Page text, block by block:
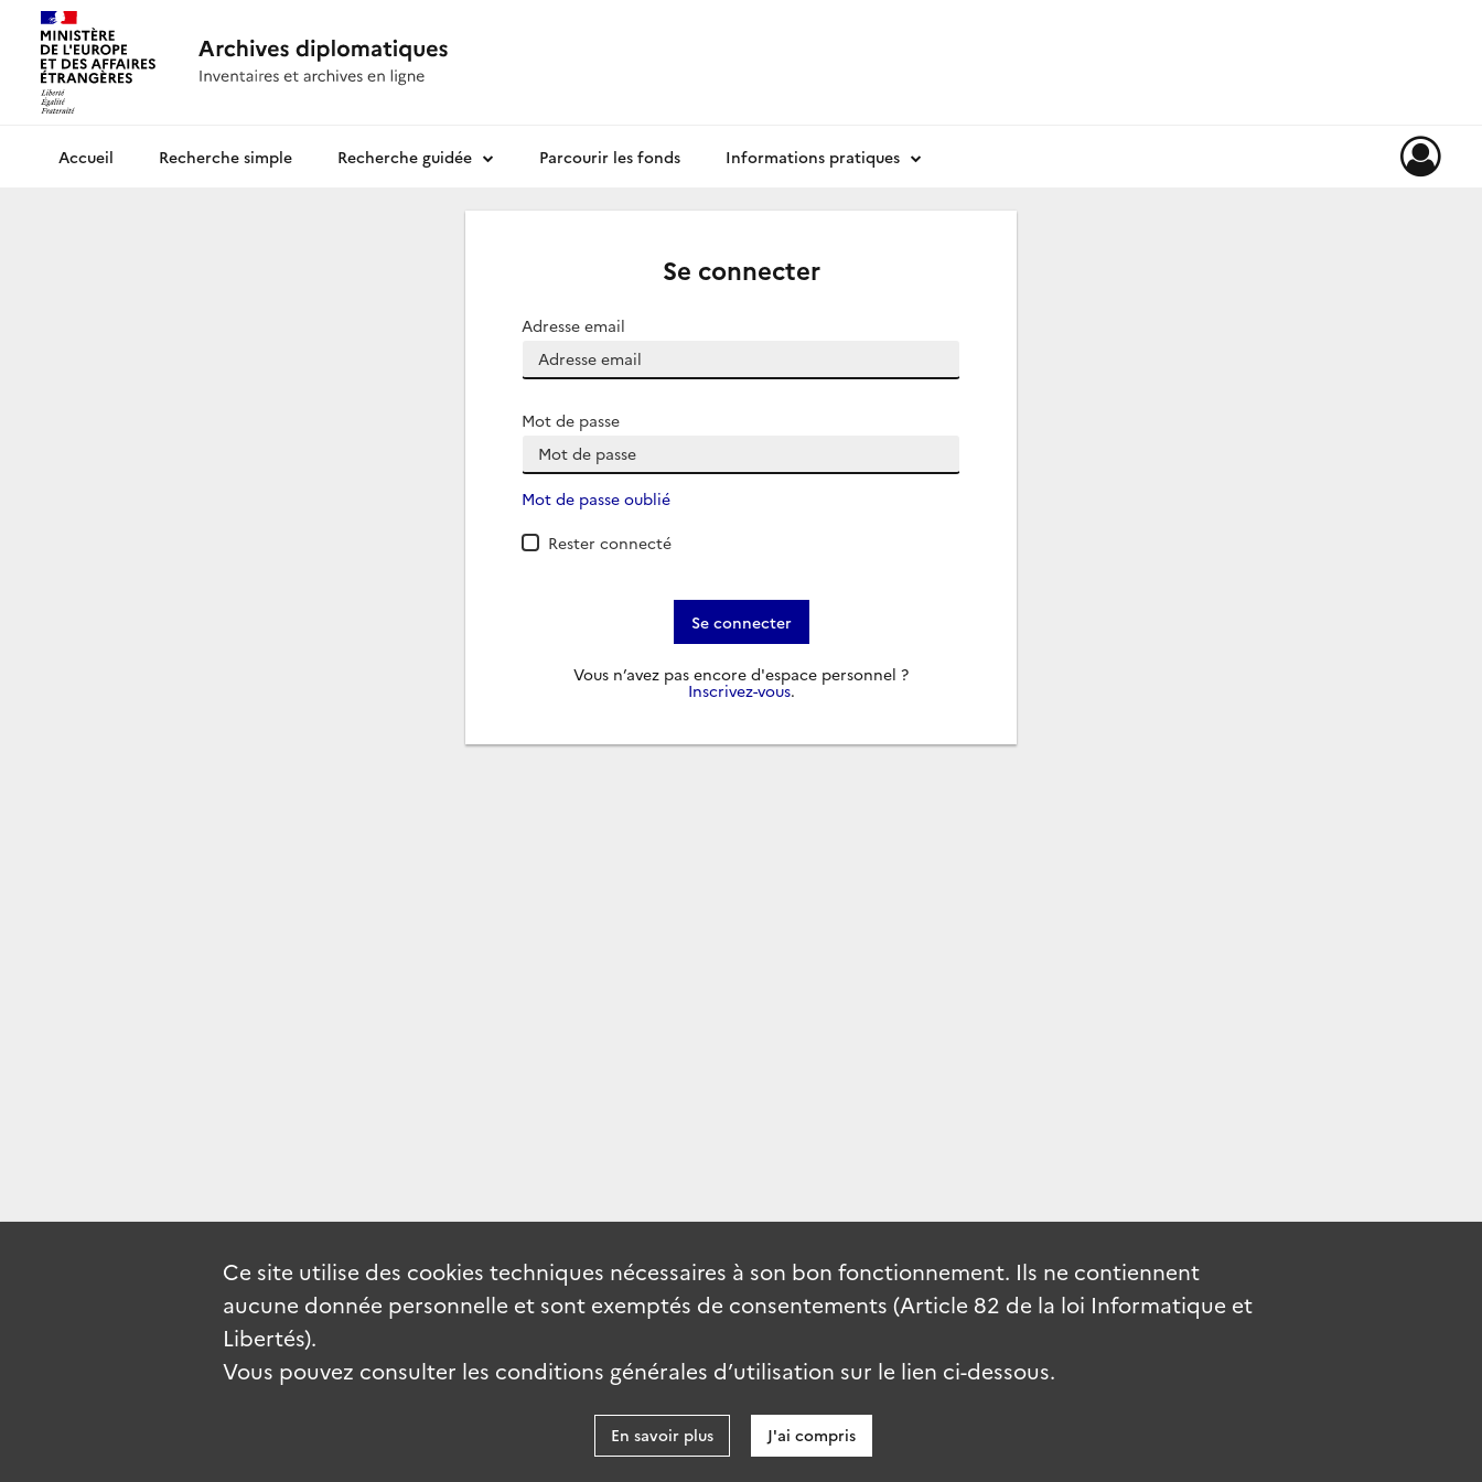
Archives diplomatiquesRecherche simple Recherche guidée Parcourir les fonds Informations pratiques
Se connecter
Adresse email
Mot de passe
Mot de passe oublié
Rester connecté
Se connecter
Vous n’avez pas encore d'espace personnel ?
Inscrivez-vous.
Ce site utilise des cookies techniques nécessaires à son bon fonctionnement. Ils ne contiennent
aucune donnée personnelle et sont exemptés de consentements (Article 82 de la loi Informatique et
Libertés).
Vous pouvez consulter les conditions générales d’utilisation sur le lien ci-dessous.
En savoir plus J'ai compris